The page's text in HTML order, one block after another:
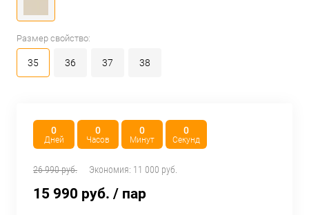
Размер свойство:
35 36 37 38
0
Дней
0
Часов
0
Минут
0
Секунд
26 990 руб. Экономия: 11 000 руб.
15 990 руб. / пар